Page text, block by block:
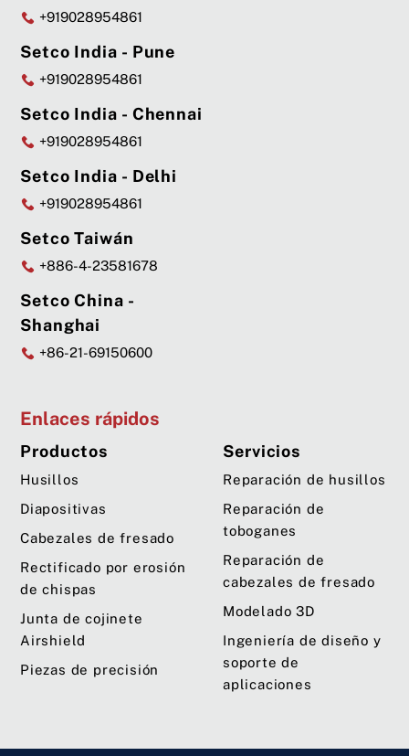
+919028954861
Setco India - Pune
+919028954861
Setco India - Chennai
+919028954861
Setco India - Delhi
+919028954861
Setco Taiwán
+886-4-23581678
Setco China -
Shanghai
+86-21-69150600
Enlaces rápidos
Productos
Husillos
Diapositivas
Cabezales de fresado
Rectificado por erosión
de chispas
Junta de cojinete
Airshield
Piezas de precisión
Servicios
Reparación de husillos
Reparación de
toboganes
Reparación de
cabezales de fresado
Modelado 3D
Ingeniería de diseño y
soporte de
aplicaciones